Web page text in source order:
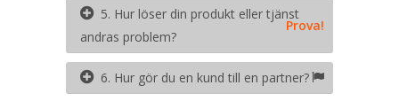
5. Hur löser din produkt eller tjänst
andras problem?
Prova!
6. Hur gör du en kund till en partner?